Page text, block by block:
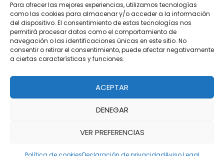
Para ofrecer las mejores experiencias, utilizamos tecnologías
como las cookies para almacenar y/o acceder a la información
del dispositivo. El consentimiento de estas tecnologías nos
permitirá procesar datos como el comportamiento de
navegación o las identificaciones únicas en este sitio. No
consentir o retirar el consentimiento, puede afectar negativamente
a ciertas características y funciones.
ACEPTAR
DENEGAR
VER PREFERENCIAS
Acepto las condiciones de uso (LOPD)